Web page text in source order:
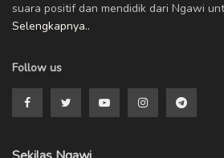
suara positif dan mendidik dari Ngawi
Selengkapnya..
Follow us